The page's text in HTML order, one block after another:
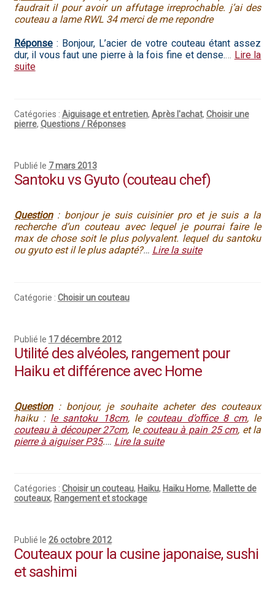
faudrait il pour avoir un affutage irreprochable. j’ai des
couteau a lame RWL 34 merci de me repondre
Réponse: Bonjour, L’acier de votre couteau étant assez
dur, il vous faut une pierre à la fois fine et dense.… Lire la
suite
Catégories : Aiguisage et entretien, Après l'achat, Choisir une
pierre, Questions / Réponses
Publié le 7 mars 2013
Santoku vs Gyuto (couteau chef)
Question : bonjour je suis cuisinier pro et je suis a la
recherche d’un couteau avec lequel je pourrai faire le
max de chose soit le plus polyvalent. lequel du santoku
ou gyuto est il le plus adapté?… Lire la suite
Catégorie : Choisir un couteau
Publié le 17 décembre 2012
Utilité des alvéoles, rangement pour
Haiku et différence avec Home
Question : bonjour, je souhaite acheter des couteaux
haiku : le santoku 18cm, le couteau d’office 8 cm, le
couteau à découper 27cm, lecouteau à pain 25 cm, et la
pierre à aiguiser P35.… Lire la suite
Catégories : Choisir un couteau, Haiku, Haiku Home, Mallette de
couteaux, Rangement et stockage
Publié le 26 octobre 2012
Couteaux pour la cusine japonaise, sushi
et sashimi